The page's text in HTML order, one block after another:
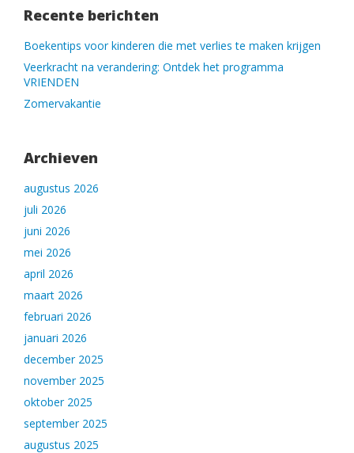
Recente berichten
Boekentips voor kinderen die met verlies te maken krijgen
Veerkracht na verandering: Ontdek het programma
VRIENDEN
Zomervakantie
Archieven
augustus 2026
juli 2026
juni 2026
mei 2026
april 2026
maart 2026
februari 2026
januari 2026
december 2025
november 2025
oktober 2025
september 2025
augustus 2025